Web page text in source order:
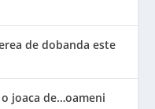
de dobanda este
joaca de…oameni